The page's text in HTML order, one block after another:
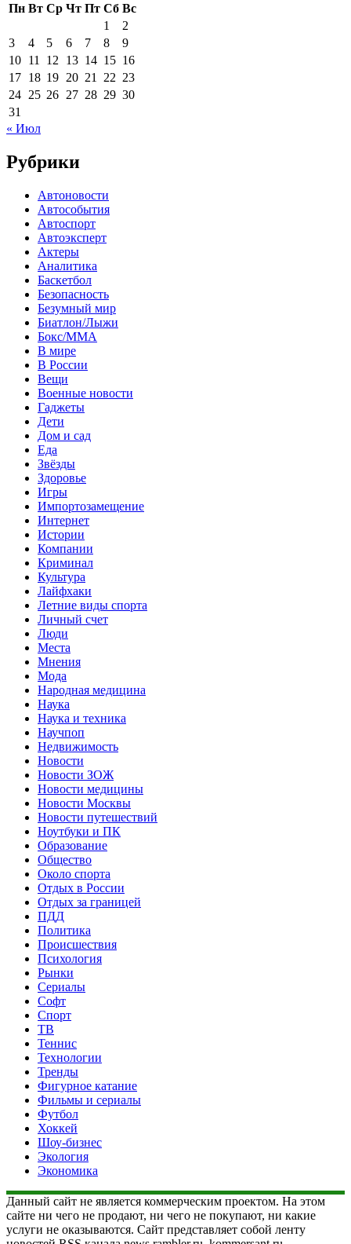
Пн Вт Ср Чт Пт Сб Вс
1
2
3
4 5 6 7 8
9
10 11 12 13 14 15 16
17 18 19 20 21 22 23
24 25 26 27 28 29 30
31
« Июл
Рубрики
Автоновости
Автособытия
Автоспорт
Автоэксперт
Актеры
Аналитика
Баскетбол
Безопасность
Безумный мир
Биатлон/Лыжи
Бокс/MMA
В мире
В России
Вещи
Военные новости
Гаджеты
Дети
Дом и сад
Еда
Звёзды
Здоровье
Игры
Импортозамещение
Интернет
Истории
Компании
Криминал
Культура
Лайфхаки
Летние виды спорта
Личный счет
Люди
Места
Мнения
Мода
Народная медицина
Наука
Наука и техника
Научпоп
Недвижимость
Новости
Новости ЗОЖ
Новости медицины
Новости Москвы
Новости путешествий
Ноутбуки и ПК
Образование
Общество
Около спорта
Отдых в России
Отдых за границей
ПДД
Политика
Происшествия
Психология
Рынки
Сериалы
Софт
Спорт
ТВ
Теннис
Технологии
Тренды
Фигурное катание
Фильмы и сериалы
Футбол
Хоккей
Шоу-бизнес
Экология
Экономика
Данный сайт не является коммерческим проектом. На этом
сайте ни чего не продают, ни чего не покупают, ни какие
услуги не оказываются. Сайт представляет собой ленту